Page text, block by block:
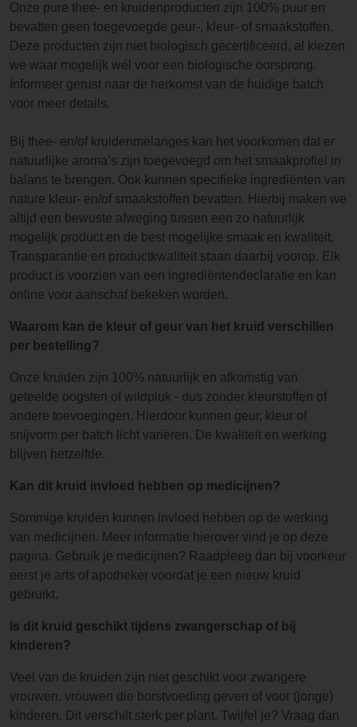
Onze pure thee- en kruidenproducten zijn 100% puur en
bevatten geen toegevoegde geur-, kleur- of smaakstoffen.
Deze producten zijn niet biologisch gecertificeerd, al kiezen
we waar mogelijk wél voor een biologische oorsprong.
Informeer gerust naar de herkomst van de huidige batch
voor meer details.
Bij thee- en/of kruidenmelanges kan het voorkomen dat er
natuurlijke aroma’s zijn toegevoegd om het smaakprofiel in
balans te brengen. Ook kunnen specifieke ingrediënten van
nature kleur- en/of smaakstoffen bevatten. Hierbij maken we
altijd een bewuste afweging tussen een zo natuurlijk
mogelijk product en de best mogelijke smaak en kwaliteit.
Transparantie en productkwaliteit staan daarbij voorop. Elk
product is voorzien van een ingrediëntendeclaratie en kan
online voor aanschaf bekeken worden.
Waarom kan de kleur of geur van het kruid verschillen
per bestelling?
Onze kruiden zijn 100% natuurlijk en afkomstig van
geteelde oogsten of wildpluk - dus zonder kleurstoffen of
andere toevoegingen. Hierdoor kunnen geur, kleur of
snijvorm per batch licht variëren. De kwaliteit en werking
blijven hetzelfde.
Kan dit kruid invloed hebben op medicijnen?
Sommige kruiden kunnen invloed hebben op de werking
van medicijnen. Meer informatie hierover vind je op deze
pagina. Gebruik je medicijnen? Raadpleeg dan bij voorkeur
eerst je arts of apotheker voordat je een nieuw kruid
gebruikt.
Is dit kruid geschikt tijdens zwangerschap of bij
kinderen?
Veel van de kruiden zijn niet geschikt voor zwangere
vrouwen, vrouwen die borstvoeding geven of voor (jonge)
kinderen. Dit verschilt sterk per plant. Twijfel je? Vraag dan